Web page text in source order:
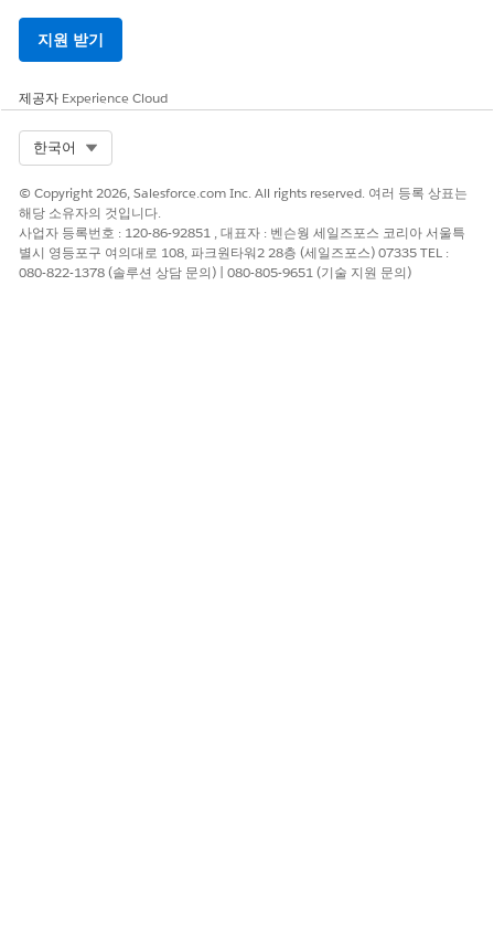
낮은 위험 시기
모든 API 액세스에 엄격한 IP 주소 제한을 구현하고 추출 스크립트
큰을 사용하는 경우
비즈니스 및 통합 고려 사항
링 스크립트가 외부 응용 프로그램에서 사용되는 소비자 암호를 프
로그래밍 방식으로 확인하거나 감사할 수 없습니다.
권장 수정
지원 받기
제공자 Experience Cloud
한국어
© Copyright 2026, Salesforce.com Inc. All rights reserved. 여러 등록 상표는
해당 소유자의 것입니다.
사업자 등록번호 : 120-86-92851 , 대표자 : 벤슨웡 세일즈포스 코리아 서울특
별시 영등포구 여의대로 108, 파크원타워2 28층 (세일즈포스) 07335 TEL :
080-822-1378 (솔루션 상담 문의) | 080-805-9651 (기술 지원 문의)